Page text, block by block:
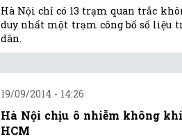
Hà Nội chỉ có 13 trạm quan trắc
duy nhất một trạm công bố số liệu
dân.
19/09/2014 - 14:26
Hà Nội chịu ô nhiễm không
HCM